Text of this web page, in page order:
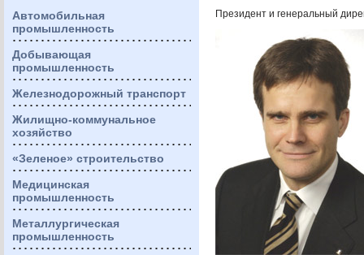
Автомобильная
промышленность
Добывающая
промышленность
Железнодорожный транспорт
Жилищно-коммунальное
хозяйство
«Зеленое» строительство
Медицинская
промышленность
Металлургическая
промышленность
Президент и генеральный